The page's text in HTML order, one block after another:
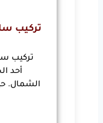
تركيب
تركيب
أحد
الشمال.